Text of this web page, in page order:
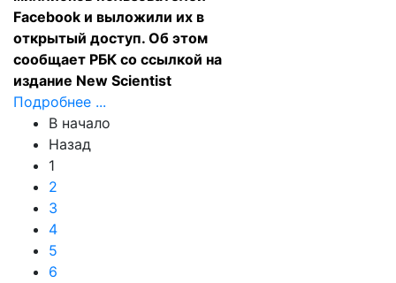
Facebook и выложили их в
открытый доступ. Об этом
сообщает РБК со ссылкой на
издание New Scientist
Подробнее ...
В начало
Назад
1
2
3
4
5
6